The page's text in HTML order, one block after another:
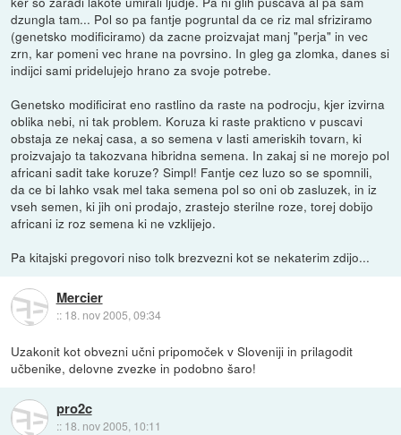
dzungla tam... Pol so pa fantje pogruntal da ce riz mal sfriziramo
(genetsko modificiramo) da zacne proizvajat manj "perja" in vec
zrn, kar pomeni vec hrane na povrsino. In gleg ga zlomka, danes si
indijci sami pridelujejo hrano za svoje potrebe.
Genetsko modificirat eno rastlino da raste na podrocju, kjer izvirna
oblika nebi, ni tak problem. Koruza ki raste prakticno v puscavi
obstaja ze nekaj casa, a so semena v lasti ameriskih tovarn, ki
proizvajajo ta takozvana hibridna semena. In zakaj si ne morejo pol
africani sadit take koruze? Simpl! Fantje cez luzo so se spomnili,
da ce bi lahko vsak mel taka semena pol so oni ob zasluzek, in iz
vseh semen, ki jih oni prodajo, zrastejo sterilne roze, torej dobijo
africani iz roz semena ki ne vzklijejo.
Pa kitajski pregovori niso tolk brezvezni kot se nekaterim zdijo...
Mercier
:: 18. nov 2005, 09:34
Uzakonit kot obvezni učni pripomoček v Sloveniji in prilagodit
učbenike, delovne zvezke in podobno šaro!
pro2c
:: 18. nov 2005, 10:11